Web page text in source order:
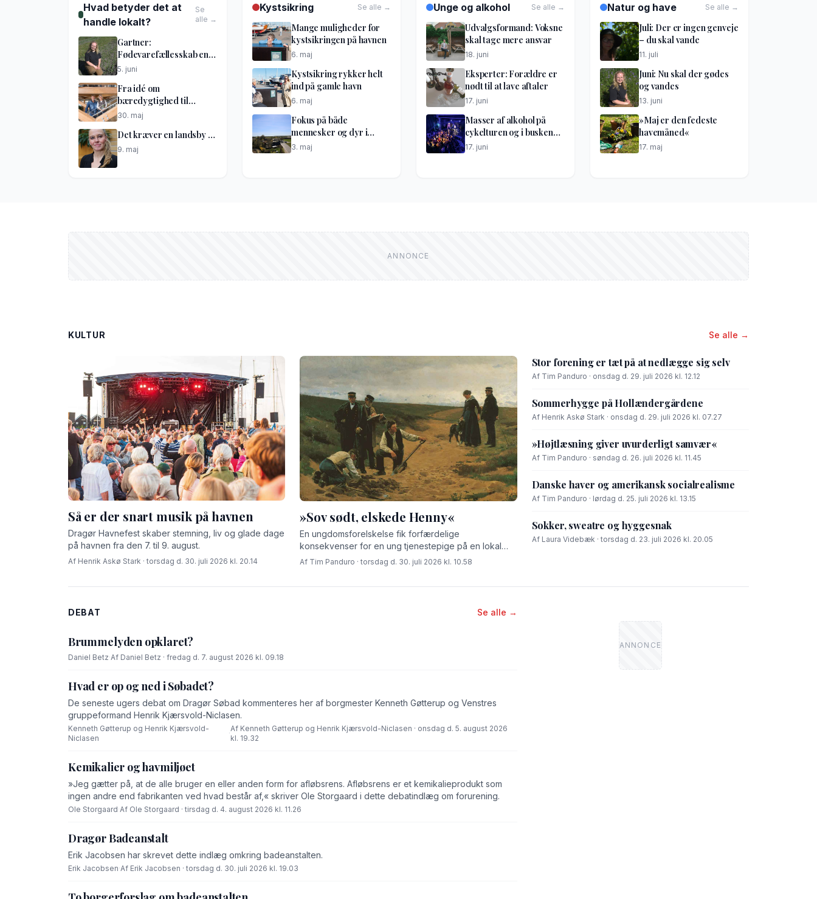
Hvad betyder det at
handle lokalt?
Se
alle →
Gartner:
Fødevarefællesskab en
god idé
5. juni
Fra idé om
bæredygtighed til
netværkshus
30. maj
Det kræver en landsby …
9. maj
Kystsikring Se alle →
Mange muligheder for
kystsikringen på havnen
6. maj
Kystsikring rykker helt
ind på gamle havn
6. maj
Fokus på både
mennesker og dyr i
optakt til lufthavnsdiget
3. maj
Unge og alkohol Se alle →
Udvalgsformand: Voksne
skal tage mere ansvar
18. juni
Eksperter: Forældre er
nødt til at lave aftaler
17. juni
Masser af alkohol på
cykelturen og i buskene
til festen
17. juni
Natur og have Se alle →
Juli: Der er ingen genveje
– du skal vande
11. juli
Juni: Nu skal der gødes
og vandes
13. juni
»Maj er den fedeste
havemåned«
17. maj
KULTUR Se alle →
Så er der snart musik på havnen
Dragør Havnefest skaber stemning, liv og glade dage
på havnen fra den 7. til 9. august.
Af Henrik Askø Stark · torsdag d. 30. juli 2026 kl. 20.14
»Sov sødt, elskede Henny«
En ungdomsforelskelse fik forfærdelige
konsekvenser for en ung tjenestepige på en lokal
gård for godt 100 år siden.
Af Tim Panduro · torsdag d. 30. juli 2026 kl. 10.58
Stor forening er tæt på at nedlægge sig selv
Af Tim Panduro · onsdag d. 29. juli 2026 kl. 12.12
Sommerhygge på Hollændergårdene
Af Henrik Askø Stark · onsdag d. 29. juli 2026 kl. 07.27
»Højtlæsning giver uvurderligt samvær«
Af Tim Panduro · søndag d. 26. juli 2026 kl. 11.45
Danske haver og amerikansk socialrealisme
Af Tim Panduro · lørdag d. 25. juli 2026 kl. 13.15
Sokker, sweatre og hyggesnak
Af Laura Videbæk · torsdag d. 23. juli 2026 kl. 20.05
DEBAT Se alle →
Brummelyden opklaret?
Daniel Betz·Af Daniel Betz · fredag d. 7. august 2026 kl. 09.18
Hvad er op og ned i Søbadet?
De seneste ugers debat om Dragør Søbad kommenteres her af borgmester Kenneth Gøtterup og Venstres
gruppeformand Henrik Kjærsvold-Niclasen.
Kenneth Gøtterup og Henrik Kjærsvold-
Niclasen
·
Af Kenneth Gøtterup og Henrik Kjærsvold-Niclasen · onsdag d. 5. august 2026
kl. 19.32
Kemikalier og havmiljøet
»Jeg gætter på, at de alle bruger en eller anden form for afløbsrens. Afløbsrens er et kemikalieprodukt som
ingen andre end fabrikanten ved hvad består af,« skriver Ole Storgaard i dette debatindlæg om forurening.
Ole Storgaard·Af Ole Storgaard · tirsdag d. 4. august 2026 kl. 11.26
Dragør Badeanstalt
Erik Jacobsen har skrevet dette indlæg omkring badeanstalten.
Erik Jacobsen·Af Erik Jacobsen · torsdag d. 30. juli 2026 kl. 19.03